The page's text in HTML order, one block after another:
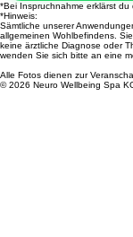
*Bei Inspruchnahme erklärst du
​​*Hinweis:
Sämtliche unserer
allgemeinen Wohlbefindens.
keine ärztliche Diagnose oder
wenden Sie sich bitte an eine
Alle Fotos dienen zur
© 2026 Neuro Wellbeing Spa